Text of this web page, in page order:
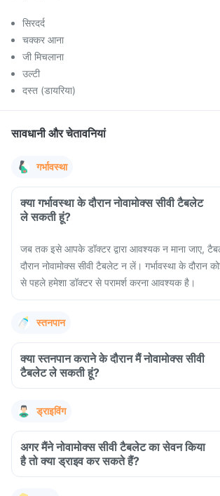
सिरदर्द
चक्कर आना
जी मिचलाना
उल्टी
दस्त (डायरिया)
सावधानी और चेतावनियां
गर्भावस्था
क्या गर्भावस्था के दौरान नोवामोक्स सीवी टैबलेट
ले सकती हूं?
जब तक इसे आपके डॉक्टर द्वारा आवश्यक न माना जाए,
दौरान नोवामोक्स सीवी टैबलेट न लें। गर्भावस्था के दौरान
से पहले हमेशा डॉक्टर से परामर्श करना आवश्यक है।
स्तनपान
क्या स्तनपान कराने के दौरान मैं नोवामोक्स सीवी
टैबलेट ले सकती हूं?
ड्राइविंग
अगर मैंने नोवामोक्स सीवी टैबलेट का सेवन किया
है तो क्या ड्राइव कर सकते हैं?